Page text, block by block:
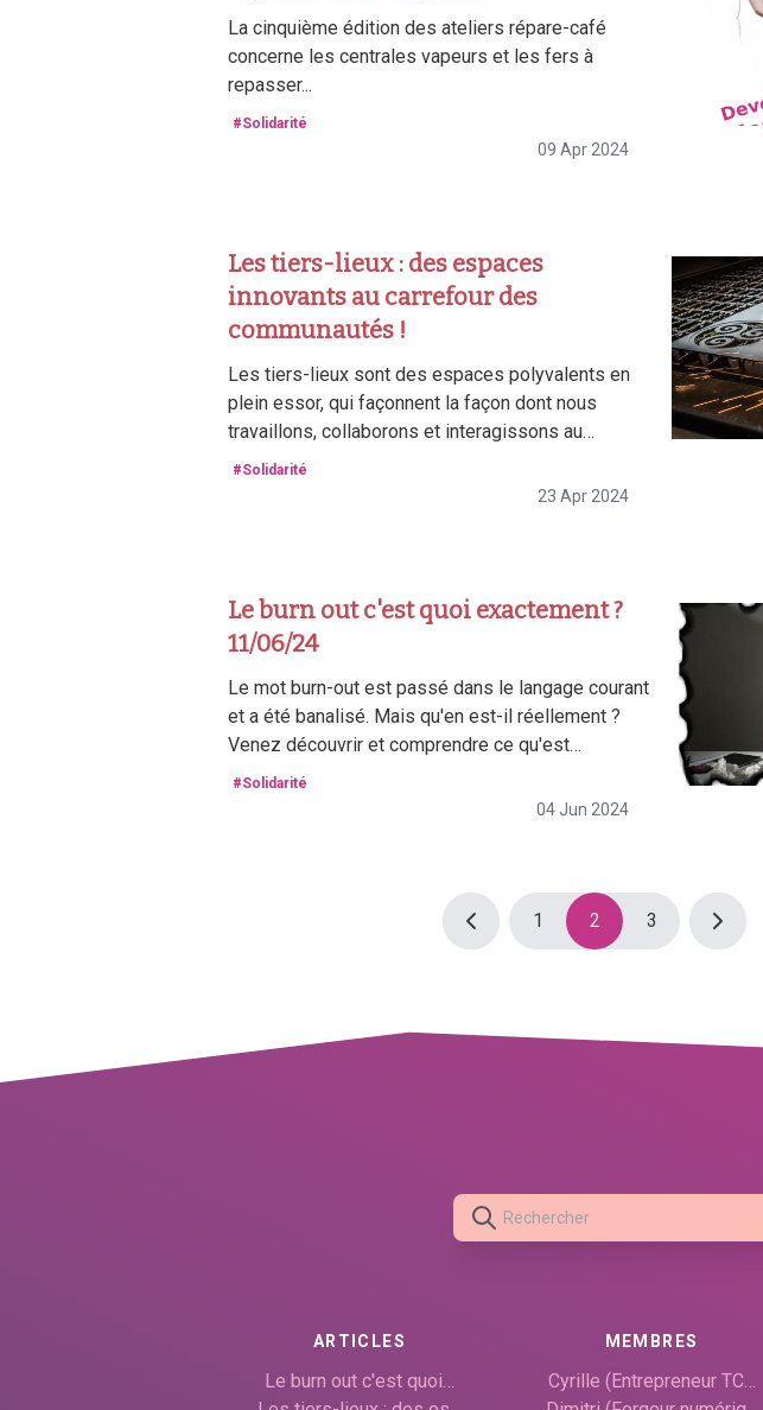
La cinquième édition des ateliers répare-café
concerne les centrales vapeurs et les fers à
repasser...
#Solidarité
09 Apr 2024
Les tiers-lieux : des espaces
innovants au carrefour des
communautés !
Les tiers-lieux sont des espaces polyvalents en
plein essor, qui façonnent la façon dont nous
travaillons, collaborons et interagissons au…
#Solidarité
23 Apr 2024
Le burn out c'est quoi exactement ?
11/06/24
Le mot burn-out est passé dans le langage courant
et a été banalisé. Mais qu'en est-il réellement ?
Venez découvrir et comprendre ce qu'est…
#Solidarité
04 Jun 2024
1 2 3
ARTICLES
Le burn out c'est quoi…
MEMBRES
Cyrille (Entrepreneur TC…